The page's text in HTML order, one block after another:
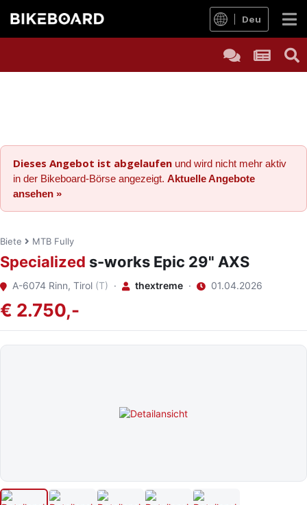
Deu
Dieses Angebot ist abgelaufen und wird nicht mehr aktiv
in der Bikeboard-Börse angezeigt. Aktuelle Angebote
ansehen »
Biete MTB Fully
Specialized s-works Epic 29" AXS
A-6074 Rinn, Tirol (T) · thextreme · 01.04.2026
€ 2.750,-